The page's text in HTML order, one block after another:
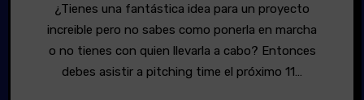
¿Tienes una fantástica idea para un proyecto
increible pero no sabes como ponerla en marcha
o no tienes con quien llevarla a cabo? Entonces
debes asistir a pitching time el próximo 11…